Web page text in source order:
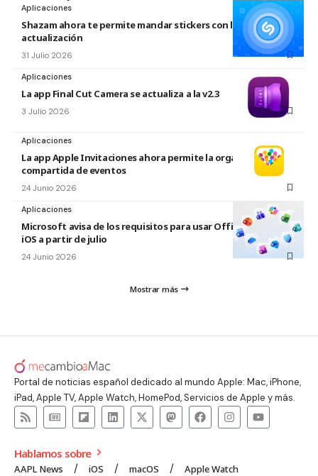
Aplicaciones
Shazam ahora te permite mandar stickers con la nueva
actualización
31 Julio 2026
Aplicaciones
La app Final Cut Camera se actualiza a la v2.3
3 Julio 2026
Aplicaciones
La app Apple Invitaciones ahora permite la organización
compartida de eventos
24 Junio 2026
Aplicaciones
Microsoft avisa de los requisitos para usar Office en macOS y
iOS a partir de julio
24 Junio 2026
Mostrar más
Portal de noticias español dedicado al mundo Apple: Mac, iPhone,
iPad, Apple TV, Apple Watch, HomePod, Servicios de Apple y más.
Hablamos sobre
AAPL News iOS macOS Apple Watch